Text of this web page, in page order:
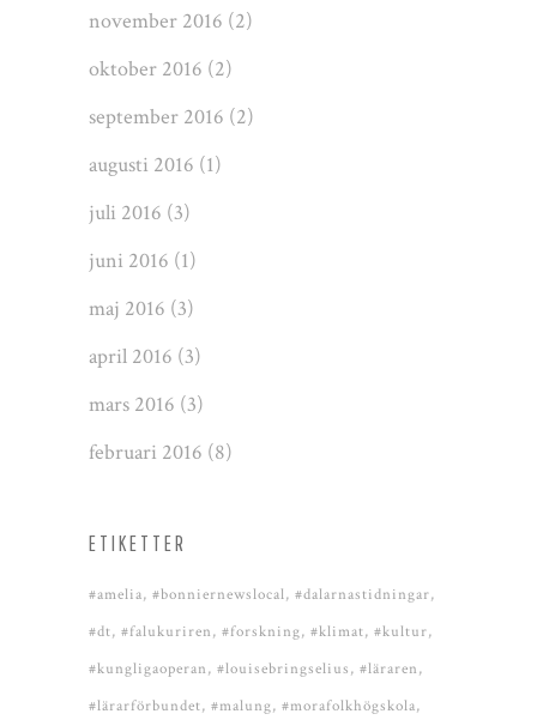
november 2016 (2)
oktober 2016 (2)
september 2016 (2)
augusti 2016 (1)
juli 2016 (3)
juni 2016 (1)
maj 2016 (3)
april 2016 (3)
mars 2016 (3)
februari 2016 (8)
ETIKETTER
#amelia #bonniernewslocal #dalarnastidningar
#dt #falukuriren #forskning #klimat #kultur
#kungligaoperan #louisebringselius #läraren
#lärarförbundet #malung #morafolkhögskola